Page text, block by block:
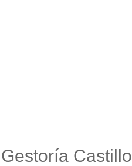
Gestoría Castillo